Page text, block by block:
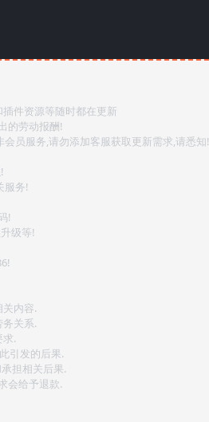
件资源等随时都在更新
的劳动报酬!
员服务,请勿添加客服获取更新需求,请悉知!
服务!
!
级等!
内容.
关系.
.
引发的后果.
担相关后果.
会给予退款.